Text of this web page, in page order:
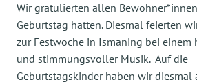
Wir gratulierten allen
Geburtstag hatten. Diesmal feierten
zur Festwoche in Ismaning bei
und stimmungsvoller Musik. Auf die
Geburtstagskinder haben wir diesmal